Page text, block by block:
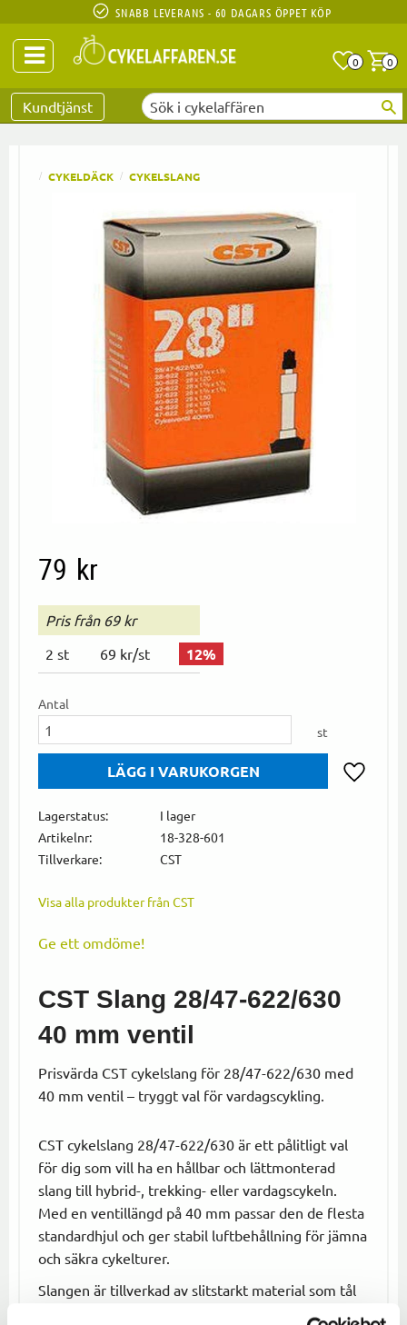
SNABB LEVERANS - 60 DAGARS ÖPPET KÖP
0 0
Kundtjänst
CYKELDÄCK CYKELSLANG
79 kr
Pris från 69 kr
2 st 69 kr/st 12%
Antal
st
Lagerstatus
I lager
Artikelnr
18-328-601
Tillverkare
CST
Visa alla produkter från CST
Ge ett omdöme!
CST Slang 28/47-622/630
40 mm ventil
Prisvärda CST cykelslang för 28/47-622/630 med
40 mm ventil – tryggt val för vardagscykling.
CST cykelslang 28/47-622/630 är ett pålitligt val
för dig som vill ha en hållbar och lättmonterad
slang till hybrid-, trekking- eller vardagscykeln.
Med en ventillängd på 40 mm passar den de flesta
standardhjul och ger stabil luftbehållning för jämna
och säkra cykelturer.
Slangen är tillverkad av slitstarkt material som tål